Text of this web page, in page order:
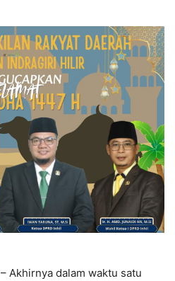
– Akhirnya dalam waktu satu